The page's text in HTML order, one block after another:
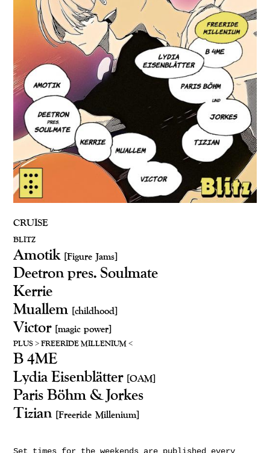
CRUISE
BLITZ
Amotik [Figure Jams]
Deetron pres. Soulmate
Kerrie
Muallem [childhood]
Victor [magic power]
PLUS > FREERIDE MILLENIUM <
B 4ME
Lydia Eisenblätter [OAM]
Paris Böhm & Jorkes
Tizian [Freeride Millenium]
Set times for the weekends are published every